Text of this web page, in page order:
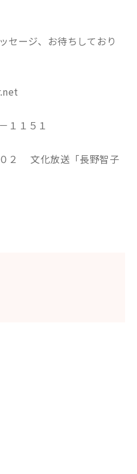
セージ、お待ちしており
１１５１
２ 文化放送「長野智子